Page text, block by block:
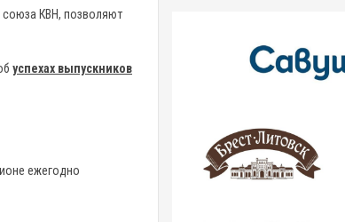
союза КВН, позволяют
успехах выпускников
ежегодно